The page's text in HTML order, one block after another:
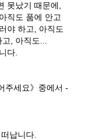
못났기 때문에,
직도 품에 안고
야 하고, 아직도
, 아직도...
다.
주세요》중에서 -
납니다.